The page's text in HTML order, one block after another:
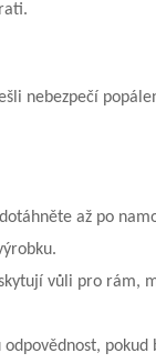
nebezpečí
až po
vůli pro rám,